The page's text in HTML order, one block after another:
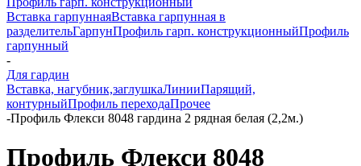
Вставка гарпуннаяВставка гарпунная в
разделительГарпунПрофиль гарп. конструкционныйПрофиль
гарпунный
-
Для гардин
Вставка, нагубник,заглушкаЛинииПарящий,
контурныйПрофиль переходаПрочее
-Профиль Флекси 8048 гардина 2 рядная белая (2,2м.)
Профиль Флекси 8048